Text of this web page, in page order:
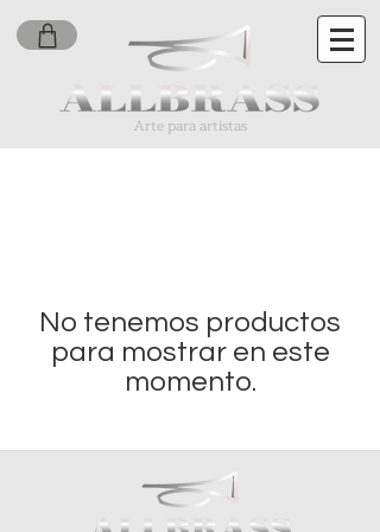
Arte para artistas
No tenemos productos
para mostrar en este
momento.